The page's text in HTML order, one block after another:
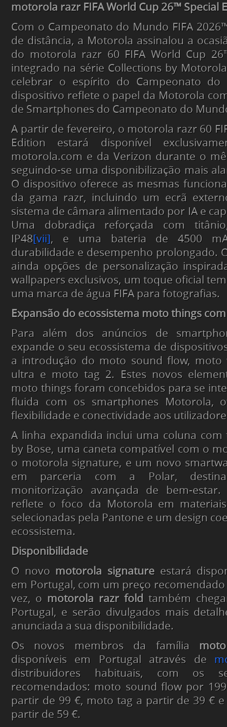
motorola razr FIFA World Cup 26™ Special
Com o Campeonato do Mundo FIFA
de distância, a Motorola assinalou a
do motorola razr 60 FIFA World Cup
integrado na série Collections by
celebrar o espírito do Campeonato do
dispositivo reflete o papel da Motorola
de Smartphones do Campeonato do
A partir de fevereiro, o motorola razr 60
Edition estará disponível
motorola.com e da Verizon durante o
seguindo-se uma disponibilização mais
O dispositivo oferece as mesmas
da gama razr, incluindo um ecrã
sistema de câmara alimentado por IA e
Uma dobradiça reforçada com
IP48[vii], e uma bateria de 4500
durabilidade e desempenho prolongado.
ainda opções de personalização
wallpapers exclusivos, um toque oficial
uma marca de água FIFA para fotografias.
Expansão do ecossistema moto things
Para além dos anúncios de
expande o seu ecossistema de
a introdução do moto sound flow, moto
ultra e moto tag 2. Estes novos
moto things foram concebidos para se
fluida com os smartphones Motorola,
flexibilidade e conectividade aos
A linha expandida inclui uma coluna com
by Bose, uma caneta compatível com o
o motorola signature, e um novo
em parceria com a Polar,
monitorização avançada de bem-estar.
reflete o foco da Motorola em
selecionadas pela Pantone e um design
ecossistema.
Disponibilidade
O novo motorola signature estará
em Portugal, com um preço recomendado
vez, o motorola razr fold também
Portugal, e serão divulgados mais
anunciada a sua disponibilidade.
Os novos membros da família
disponíveis em Portugal através de
distribuidores habituais, com os
recomendados: moto sound flow por
partir de 99 €, moto tag a partir de 39 €
partir de 59 €.